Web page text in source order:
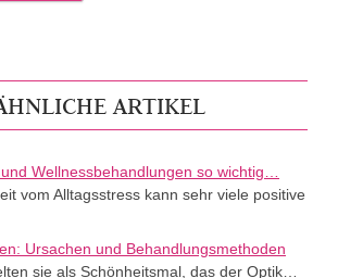
ARTIKEL
Wellnessbehandlungen so wichtig…
vom Alltagsstress kann sehr viele positive
Ursachen und Behandlungsmethoden
sie als Schönheitsmal, das der Optik…